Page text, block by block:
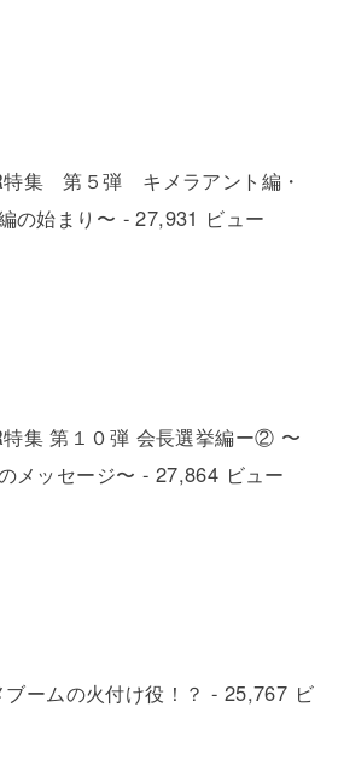
集 第５弾 キメラアント編・
の始まり〜 - 27,931 ビュー
集 第１０弾 会長選挙編ー② 〜
メッセージ〜 - 27,864 ビュー
ームの火付け役！？ - 25,767 ビ